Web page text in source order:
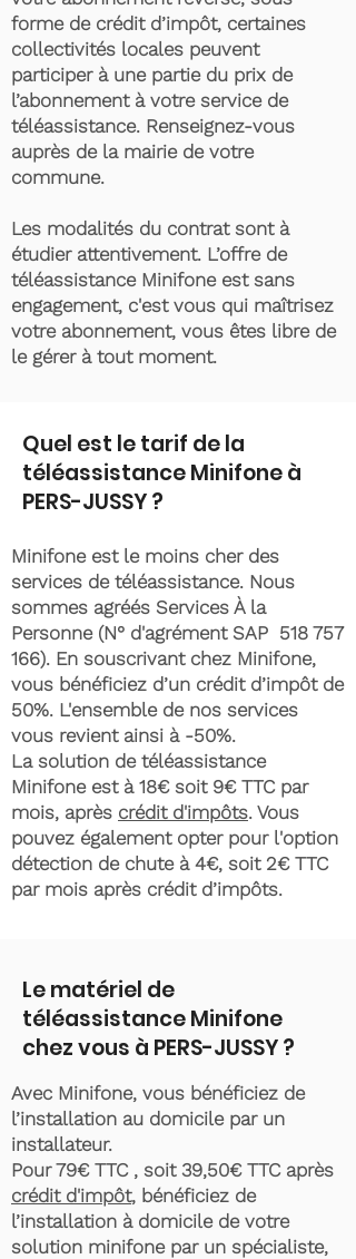
forme de crédit d’impôt, certaines
collectivités locales peuvent
participer à une partie du prix de
l’abonnement à votre service de
téléassistance. Renseignez-vous
auprès de la mairie de votre
commune.
Les modalités du contrat sont à
étudier attentivement. L’offre de
téléassistance Minifone est sans
engagement, c'est vous qui maîtrisez
votre abonnement, vous êtes libre de
le gérer à tout moment.
Quel est le tarif de la
téléassistance Minifone à
PERS-JUSSY ?
Minifone est le moins cher des
services de téléassistance. Nous
sommes agréés Services À la
Personne (N° d'agrément SAP 518 757
166). En souscrivant chez Minifone,
vous bénéficiez d’un crédit d’impôt de
50%. L'ensemble de nos services
vous revient ainsi à -50%.
La solution de téléassistance
Minifone est à 18€ soit 9€ TTC par
mois, après crédit d'impôts. Vous
pouvez également opter pour l'option
détection de chute à 4€, soit 2€ TTC
par mois après crédit d’impôts.
Le matériel de
téléassistance Minifone
chez vous à PERS-JUSSY ?
Avec Minifone, vous bénéficiez de
l’installation au domicile par un
installateur.
Pour 79€ TTC , soit 39,50€ TTC après
crédit d'impôt, bénéficiez de
l’installation à domicile de votre
solution minifone par un spécialiste,